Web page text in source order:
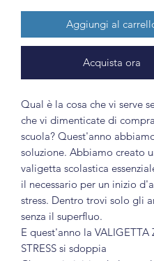
Aggiungi al
Acquista ora
Qual è la cosa che vi serve
che vi dimenticate di
scuola? Quest'anno
soluzione. Abbiamo creato
valigetta scolastica
il necessario per un inizio
stress. Dentro trovi solo gli
senza il superfluo.
E quest'anno la VALIGETTA
STRESS si sdoppia